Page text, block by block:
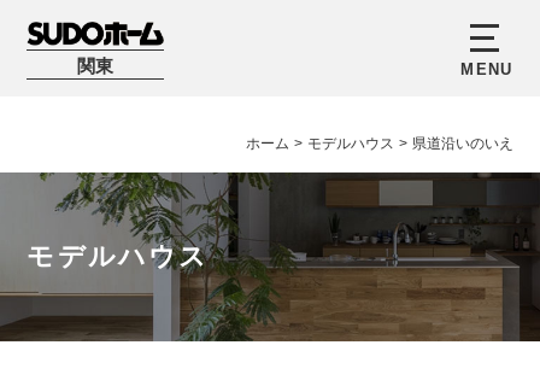
関東
ホーム > モデルハウス > 県道沿いのいえ
モデルハウス